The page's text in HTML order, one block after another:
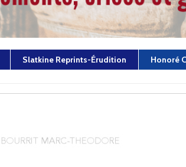
Slatkine Reprints-Érudition Honoré